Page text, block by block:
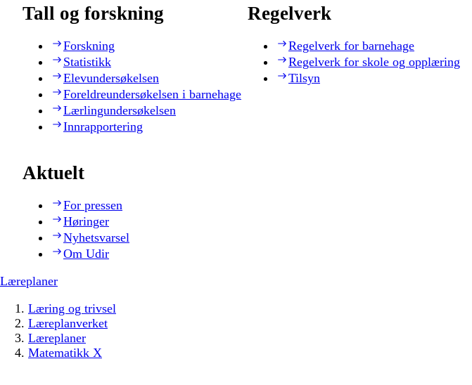
Tall og forskning
Forskning
Statistikk
Elevundersøkelsen
Foreldreundersøkelsen i barnehage
Lærlingundersøkelsen
Innrapportering
Regelverk
Regelverk for barnehage
Regelverk for skole og opplæring
Tilsyn
Aktuelt
For pressen
Høringer
Nyhetsvarsel
Om Udir
Læreplaner
Læring og trivsel
Læreplanverket
Læreplaner
Matematikk X